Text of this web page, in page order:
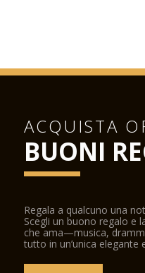
ACQUISTA
BUONI
Regala a qualcuno una
Scegli un buono regalo e
che ama—musica,
tutto in un’unica elegante